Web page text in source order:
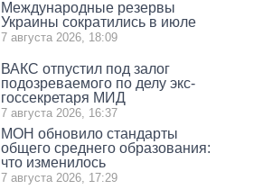
Международные резервы
Украины сократились в июле
7 августа 2026, 18:09
ВАКС отпустил под залог
подозреваемого по делу экс-
госсекретаря МИД
7 августа 2026, 16:37
МОН обновило стандарты
общего среднего образования:
что изменилось
7 августа 2026, 17:29